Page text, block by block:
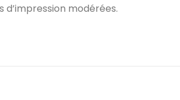
modérées.